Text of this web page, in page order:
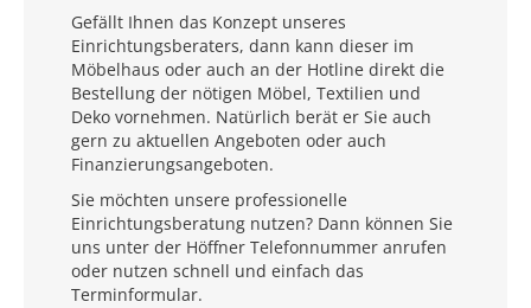
Gefällt Ihnen das Konzept unseres
Einrichtungsberaters, dann kann dieser im
Möbelhaus oder auch an der Hotline direkt die
Bestellung der nötigen Möbel, Textilien und
Deko vornehmen. Natürlich berät er Sie auch
gern zu aktuellen Angeboten oder auch
Finanzierungsangeboten.
Sie möchten unsere professionelle
Einrichtungsberatung nutzen? Dann können Sie
uns unter der Höffner Telefonnummer anrufen
oder nutzen schnell und einfach das
Terminformular.